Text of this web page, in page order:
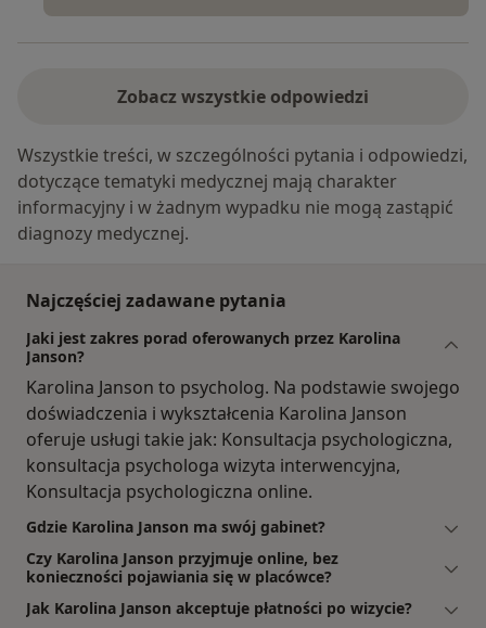
Zobacz wszystkie odpowiedzi
Wszystkie treści, w szczególności pytania i odpowiedzi,
dotyczące tematyki medycznej mają charakter
informacyjny i w żadnym wypadku nie mogą zastąpić
diagnozy medycznej.
Najczęściej zadawane pytania
Jaki jest zakres porad oferowanych przez Karolina
Janson?
Karolina Janson to psycholog. Na podstawie swojego
doświadczenia i wykształcenia Karolina Janson
oferuje usługi takie jak: Konsultacja psychologiczna,
konsultacja psychologa wizyta interwencyjna,
Konsultacja psychologiczna online.
Gdzie Karolina Janson ma swój gabinet?
Czy Karolina Janson przyjmuje online, bez
konieczności pojawiania się w placówce?
Jak Karolina Janson akceptuje płatności po wizycie?